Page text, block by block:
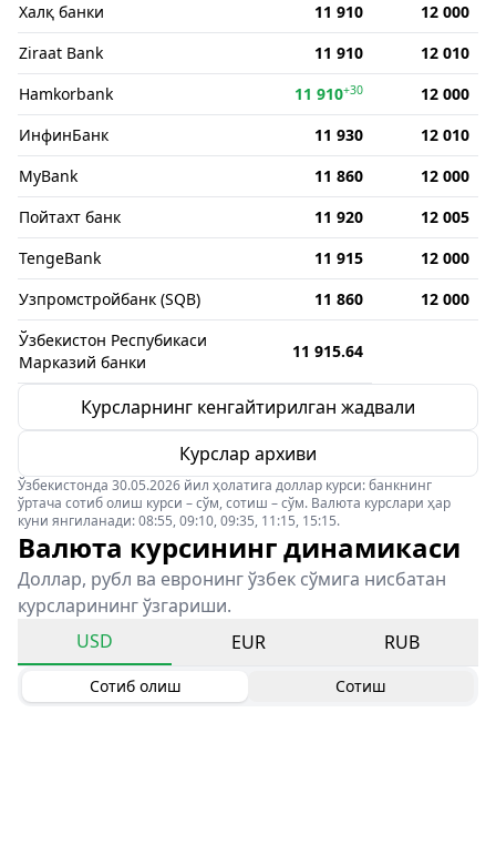
Халқ банки
11 910
12 000
Ziraat Bank
11 910
12 010
Hamkorbank
11 910+30
12 000
ИнфинБанк
11 930
12 010
MyBank
11 860
12 000
Пойтахт банк
11 920
12 005
TengeBank
11 915
12 000
Узпромстройбанк (SQB)
11 860
12 000
Ўзбекистон Респубикаси
Марказий банки
11 915.64
Курсларнинг кенгайтирилган жадвали
Курслар архиви
Ўзбекистонда 30.05.2026 йил ҳолатига доллар курси: банкнинг
ўртача сотиб олиш курси – сўм, сотиш – сўм. Валюта курслари ҳар
куни янгиланади: 08:55, 09:10, 09:35, 11:15, 15:15.
Валюта курсининг динамикаси
Доллар, рубл ва евронинг ўзбек сўмига нисбатан
курсларининг ўзгариши.
USD
EUR RUB
Сотиб олиш Сотиш